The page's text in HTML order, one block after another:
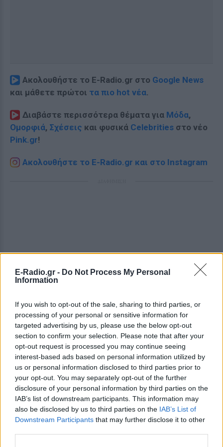
E-Radio.gr - Do Not Process My Personal
Information
If you wish to opt-out of the sale, sharing to third parties, or
processing of your personal or sensitive information for
targeted advertising by us, please use the below opt-out
section to confirm your selection. Please note that after your
opt-out request is processed you may continue seeing
interest-based ads based on personal information utilized by
us or personal information disclosed to third parties prior to
your opt-out. You may separately opt-out of the further
disclosure of your personal information by third parties on the
IAB’s list of downstream participants. This information may
also be disclosed by us to third parties on the IAB’s List of
Downstream Participants that may further disclose it to other
Ακολουθήστε το E-Radio.gr στο Google News
και μάθετε πρώτοι τα πιο hot νέα.
Διαβάστε περισσότερα θέματα για Μόδα,
Ομορφιά, Σχέσεις και φυσικά Celebrities στο νέο
Pink.gr!
Ακολουθήστε το E-Radio.gr και στο Instagram
ΔΕΙΤΕ ΕΠΙΣΗΣ